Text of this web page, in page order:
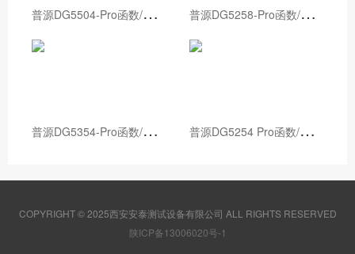
普
源DG5504-Pro函数/任意波形发生器 普
源DG5258-Pro函数/任意波形发生器
普
源DG5354-Pro函数/任意波形发生器 普
源DG5254 Pro函数/任意波形发生器
COPYRIGHT © 2025西安安泰测试设备有限公司 ALL RIGHTS RESERVED
陕ICP备13006020号-1